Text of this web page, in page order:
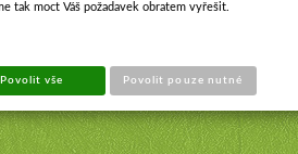
tak moct Váš požadavek obratem vyřešit.
Povolit vše Povolit pouze nutné